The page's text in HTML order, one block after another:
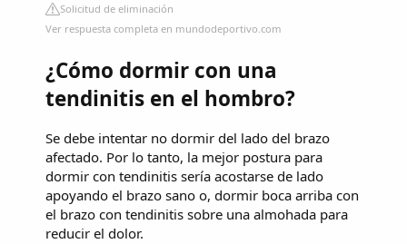
Solicitud de eliminación
Ver respuesta completa en mundodeportivo.com
¿Cómo dormir con una
tendinitis en el hombro?
Se debe intentar no dormir del lado del brazo
afectado. Por lo tanto, la mejor postura para
dormir con tendinitis sería acostarse de lado
apoyando el brazo sano o, dormir boca arriba con
el brazo con tendinitis sobre una almohada para
reducir el dolor.